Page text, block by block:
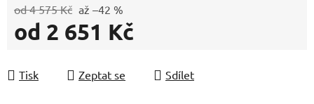
od 4 575 Kč až –42 %
od 2 651 Kč
Tisk
Zeptat se Sdílet